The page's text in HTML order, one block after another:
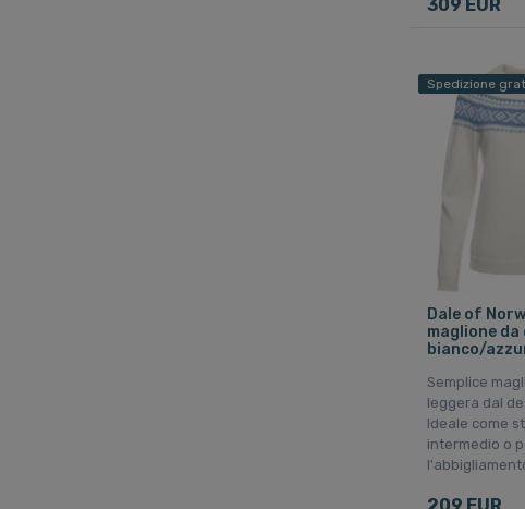
309 EUR
Spedizione
Dale of
maglione da
bianco/
Semplice
leggera dal
Ideale come
intermedio o
209 EUR